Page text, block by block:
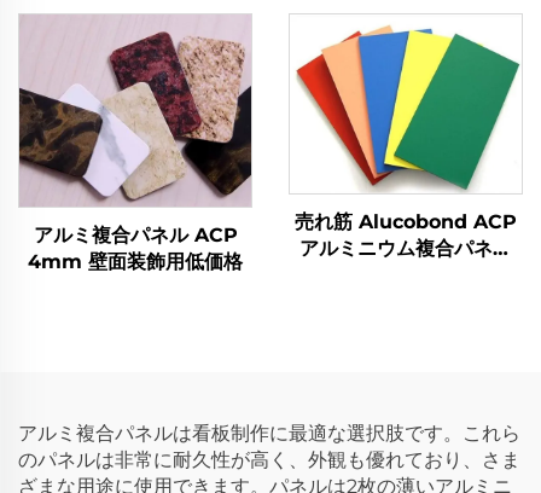
ネル
アルミ複合パネル ACP
4mm 壁面装飾用低価格
売れ筋 Alucobond ACP
アルミニウム複合パネル
アルミ複合パネルは看板制作に最適な選択肢です。これら
のパネルは非常に耐久性が高く、外観も優れており、さま
ざまな用途に使用できます。パネルは2枚の薄いアルミニ